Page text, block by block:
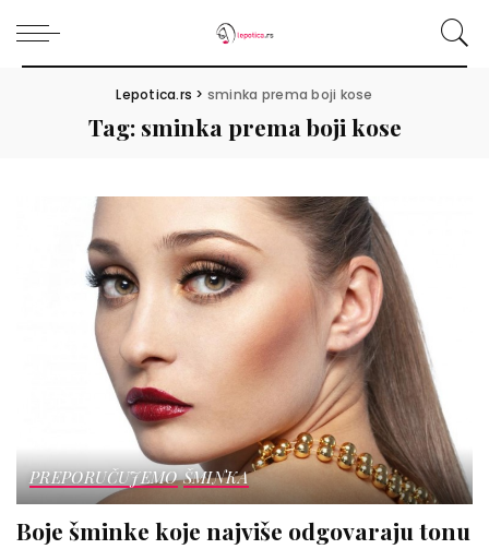
Lepotica.rs > sminka prema boji kose
Tag: sminka prema boji kose
PREPORUČUJEMO ŠMINKA
Boje šminke koje najviše odgovaraju tonu